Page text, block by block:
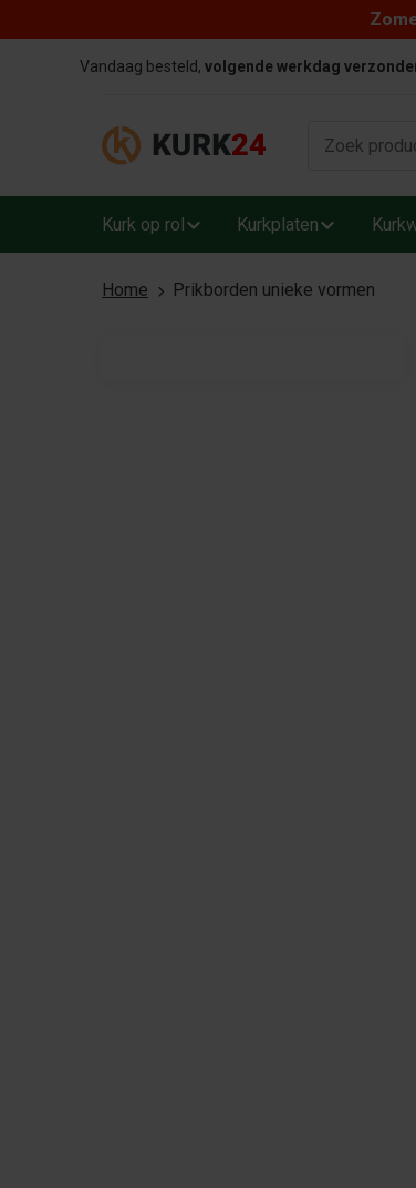
Vandaag besteld, volgende werkdag
Kurk op rol Kurkplaten
Home Prikborden unieke vormen